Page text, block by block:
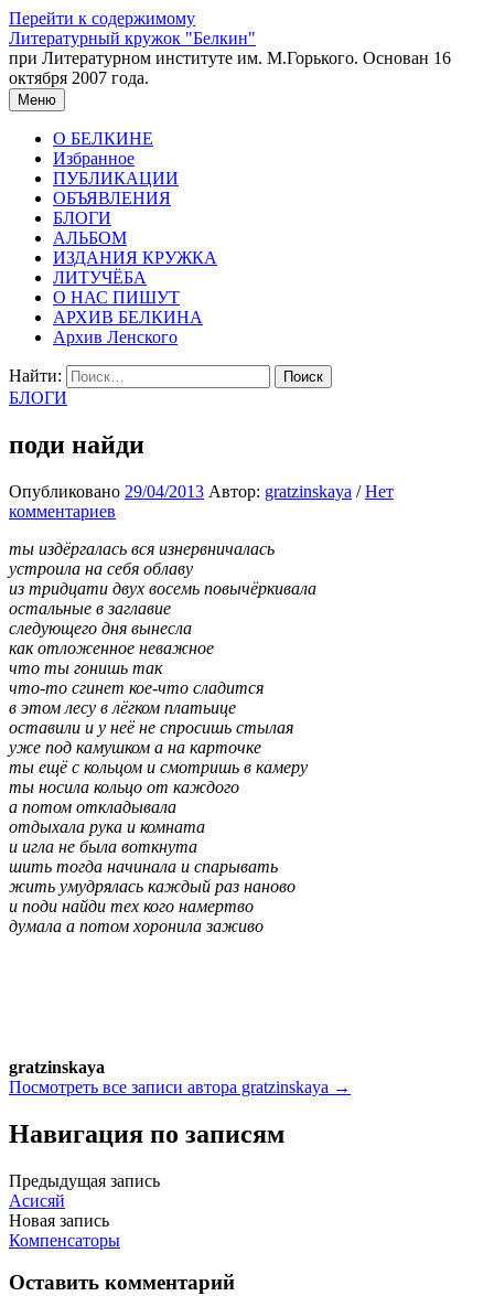
Перейти к содержимому
Литературный кружок "Белкин"
при Литературном институте им. М.Горького. Основан 16
октября 2007 года.
Меню
О БЕЛКИНЕ
Избранное
ПУБЛИКАЦИИ
ОБЪЯВЛЕНИЯ
БЛОГИ
АЛЬБОМ
ИЗДАНИЯ КРУЖКА
ЛИТУЧЁБА
О НАС ПИШУТ
АРХИВ БЕЛКИНА
Архив Ленского
Найти:
БЛОГИ
поди найди
Опубликовано 29/04/2013 Автор: gratzinskaya /Нет
комментариев
ты издёргалась вся изнервничалась
устроила на себя облаву
из тридцати двух восемь повычёркивала
остальные в заглавие
следующего дня вынесла
как отложенное неважное
что ты гонишь так
что-то сгинет кое-что сладится
в этом лесу в лёгком платьице
оставили и у неё не спросишь стылая
уже под камушком а на карточке
ты ещё с кольцом и смотришь в камеру
ты носила кольцо от каждого
а потом откладывала
отдыхала рука и комната
и игла не была воткнута
шить тогда начинала и спарывать
жить умудрялась каждый раз наново
и поди найди тех кого намертво
думала а потом хоронила заживо
gratzinskaya
Посмотреть все записи автора gratzinskaya →
Навигация по записям
Предыдущая запись
Асисяй
Новая запись
Компенсаторы
Оставить комментарий